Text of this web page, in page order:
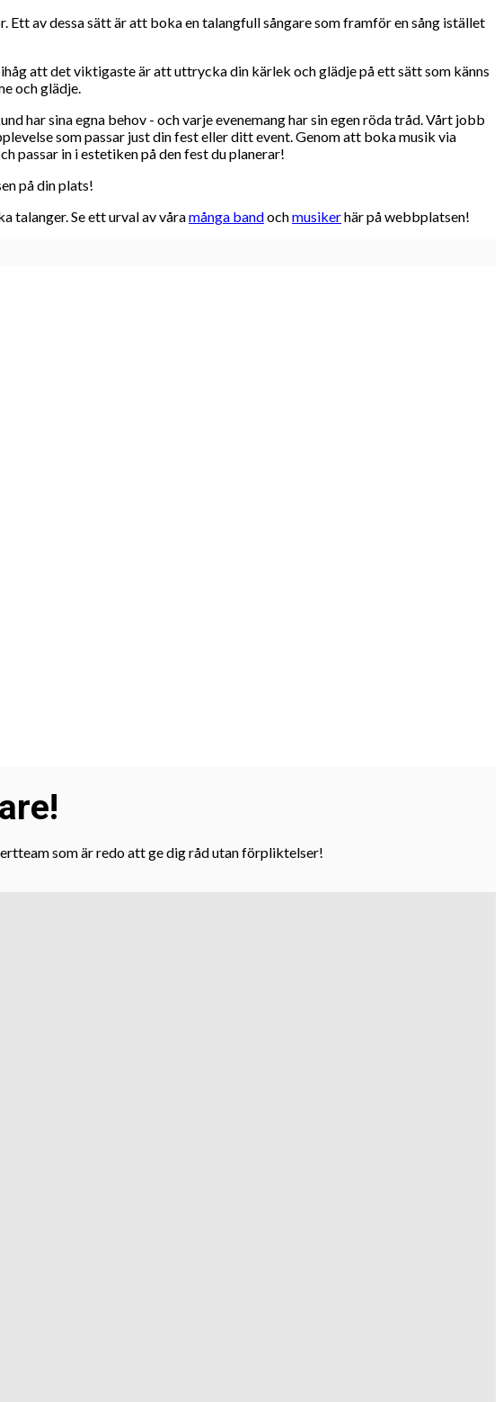
av dessa sätt är att boka en talangfull sångare som framför en sång istället
att det viktigaste är att uttrycka din kärlek och glädje på ett sätt som känns
och glädje.
har sina egna behov - och varje evenemang har sin egen röda tråd. Vårt jobb
som passar just din fest eller ditt event. Genom att boka musik via
passar in i estetiken på den fest du planerar!
på din plats!
talanger. Se ett urval av våramånga bandochmusikerhär på webbplatsen!
som är redo att ge dig råd utan förpliktelser!